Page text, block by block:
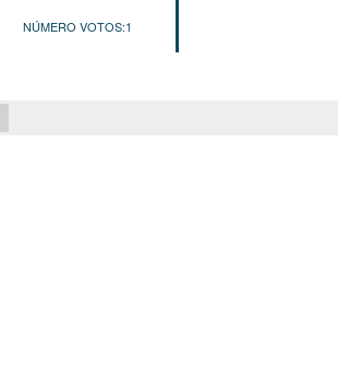
NÚMERO VOTOS:1